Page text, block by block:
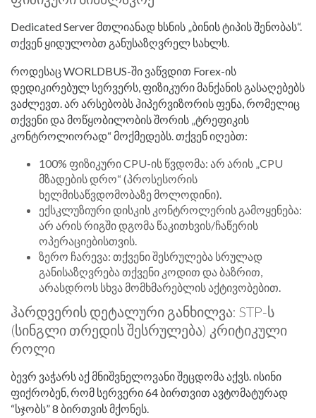
Dedicated Server მთლიანად ხსნის „ბინის ტიპის შენობას“.
თქვენ ყიდულობთ განუსაზღვრელ სახლს.
როდესაც WORLDBUS-ში ვაწვდით Forex-ის
დედიკირებულ სერვერს, ფიზიკური მანქანის გასაღებებს
ვაძლევთ. არ არსებობს ჰიპერვიზორის ფენა, რომელიც
თქვენი და მოწყობილობის შორის „ტრეფიკის
კონტროლიორად“ მოქმედებს. თქვენ იღებთ:
100% ფიზიკური CPU-ის წვდომა: არ არის „CPU
მზადების დრო“ (პროსესორის
ხელმისაწვდომობაზე მოლოდინი).
ექსკლუზიური დისკის კონტროლერის გამოყენება:
არ არის რიგში დგომა წაკითხვის/ჩაწერის
ოპერაციებისთვის.
ზერო ჩარევა: თქვენი შესრულება სრულად
განისაზღვრება თქვენი კოდით და ბაზრით,
არასდროს სხვა მომხმარებლის აქტივობებით.
ჰარდვერის დეტალური განხილვა: STP-ს
(სინგლი თრედის შესრულება) კრიტიკული
როლი
ბევრ ვაჭარს აქ მნიშვნელოვანი შეცდომა აქვს. ისინი
ფიქრობენ, რომ სერვერი 64 ბირთვით ავტომატურად
“სჯობს” 8 ბირთვის მქონეს.